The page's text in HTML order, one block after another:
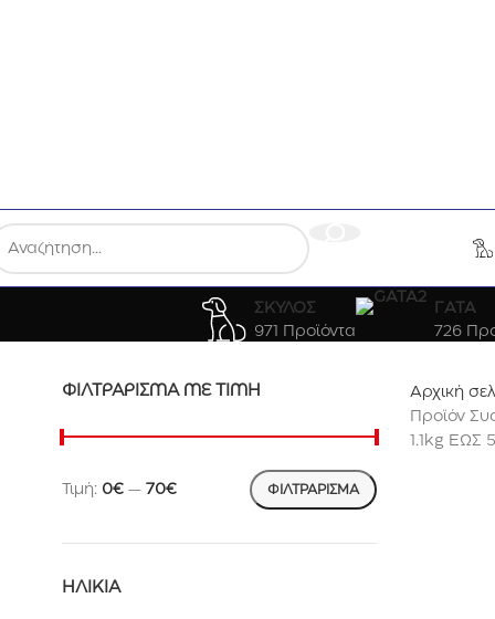
ΣΚΥΛΟΣ
971 Προϊόντα
ΓΑΤΑ
726
ΦΙΛΤΡΆΡΙΣΜΑ ΜΕ ΤΙΜΉ
ΦΙΛΤΡΆΡΙΣΜΑ
Τιμή: 0€ — 70€
ΗΛΙΚΊΑ
Αρχική
Προϊόν
1.1kg ΕΩΣ